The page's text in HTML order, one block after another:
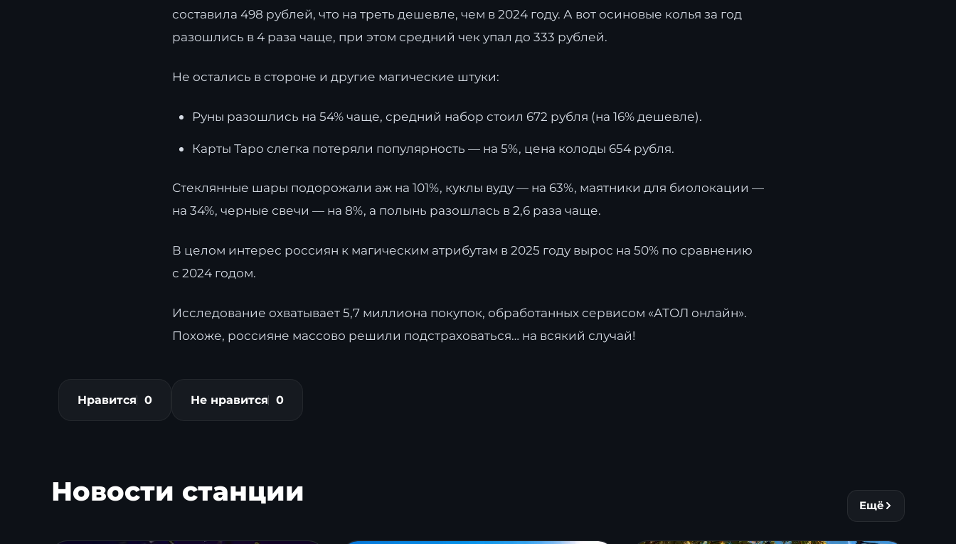
составила 498 рублей, что на треть дешевле, чем в 2024 году. А вот осиновые колья за год
разошлись в 4 раза чаще, при этом средний чек упал до 333 рублей.
Не остались в стороне и другие магические штуки:
Руны разошлись на 54% чаще, средний набор стоил 672 рубля (на 16% дешевле).
Карты Таро слегка потеряли популярность — на 5%, цена колоды 654 рубля.
Стеклянные шары подорожали аж на 101%, куклы вуду — на 63%, маятники для биолокации —
на 34%, черные свечи — на 8%, а полынь разошлась в 2,6 раза чаще.
В целом интерес россиян к магическим атрибутам в 2025 году вырос на 50% по сравнению
с 2024 годом.
Исследование охватывает 5,7 миллиона покупок, обработанных сервисом «АТОЛ онлайн».
Похоже, россияне массово решили подстраховаться… на всякий случай!
Нравится 0 Не нравится 0
Новости станции Ещё